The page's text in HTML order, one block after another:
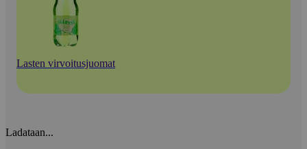
Lasten virvoitusjuomat
Ladataan...